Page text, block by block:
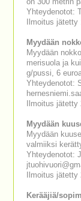
on 300 metrin
Yhteydenotot:
Ilmoitus jätetty
Myydään
Myydään
merisuola ja
g/pussi, 6
Yhteydenotot:
Ilmoitus jätetty
Myydään
Myydään
valmiiksi
Yhteydenotot:
Ilmoitus jätetty
Kerääjiä/